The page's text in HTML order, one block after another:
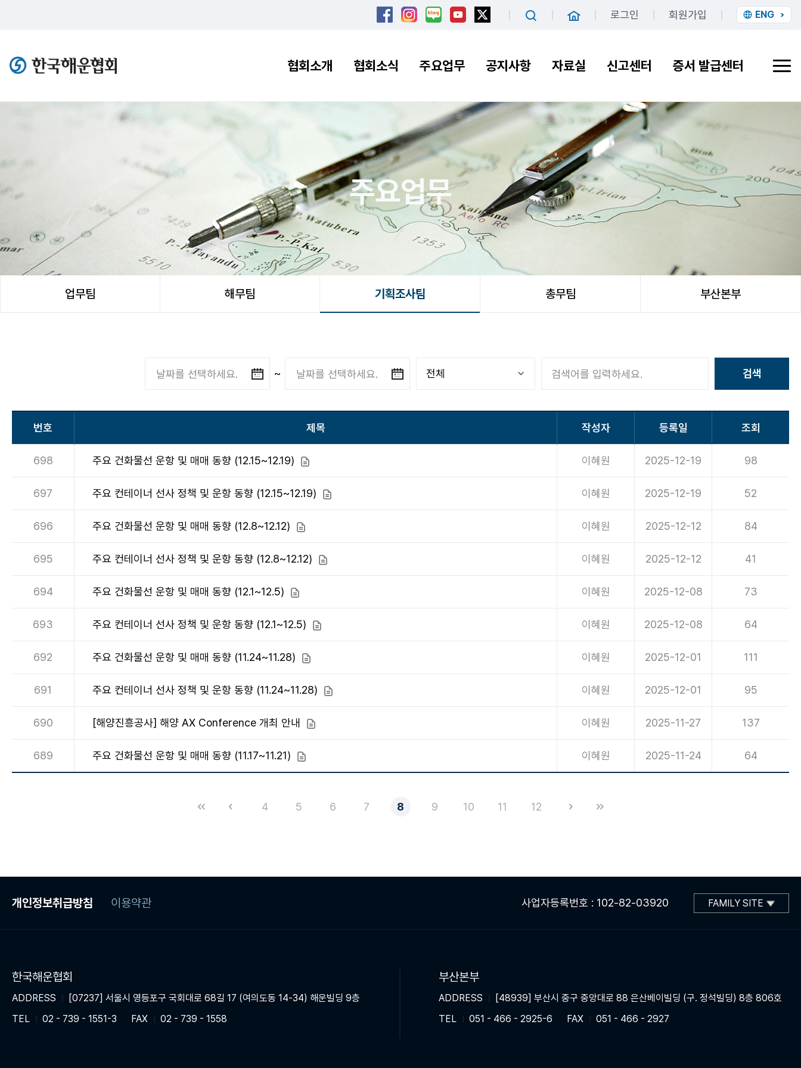
검색 홈 로그인 회원가입 ENG
한국해운협회 협회소개 협회소식 주요업무 공지사항 자료실 신고센터 증서 발급센터
주요업무
업무팀 해무팀 기획조사팀 총무팀 부산본부
~ 검색
번호 제목 작성자 등록일 조회
698 주요 건화물선 운항 및 매매 동향 (12.15~12.19) 첨부파일 이혜원 2025-12-19 98
697 주요 컨테이너 선사 정책 및 운항 동향 (12.15~12.19) 첨부파일 이혜원 2025-12-19 52
696 주요 건화물선 운항 및 매매 동향 (12.8~12.12) 첨부파일 이혜원 2025-12-12 84
695 주요 컨테이너 선사 정책 및 운항 동향 (12.8~12.12) 첨부파일 이혜원 2025-12-12 41
694 주요 건화물선 운항 및 매매 동향 (12.1~12.5) 첨부파일 이혜원 2025-12-08 73
693 주요 컨테이너 선사 정책 및 운항 동향 (12.1~12.5) 첨부파일 이혜원 2025-12-08 64
692 주요 건화물선 운항 및 매매 동향 (11.24~11.28) 첨부파일 이혜원 2025-12-01 111
691 주요 컨테이너 선사 정책 및 운항 동향 (11.24~11.28) 첨부파일 이혜원 2025-12-01 95
690 [해양진흥공사] 해양 AX Conference 개최 안내 첨부파일 이혜원 2025-11-27 137
689 주요 건화물선 운항 및 매매 동향 (11.17~11.21) 첨부파일 이혜원 2025-11-24 64
4 5 6 7 8 9 10 11 12
개인정보취급방침 이용약관 사업자등록번호 : 102-82-03920 FAMILY SITE
한국해운협회
ADDRESS
[07237] 서울시 영등포구 국회대로 68길 17 (여의도동 14-34) 해운빌딩 9층
TEL
02 - 739 - 1551-3 FAX 02 - 739 - 1558
부산본부
ADDRESS
[48939] 부산시 중구 중앙대로 88 은산베이빌딩 (구. 정석빌딩) 8층 806호
TEL
051 - 466 - 2925-6 FAX 051 - 466 - 2927